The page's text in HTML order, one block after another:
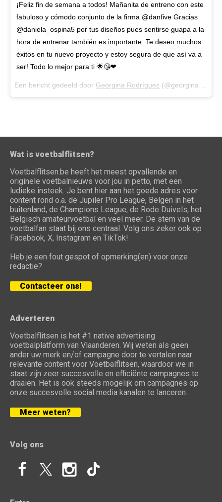
¡Feliz fin de semana a todos! Mañanita de entreno con este
fabuloso y cómodo conjunto de la firma @danfive Gracias
@daniela_ospina5 por tus diseños pues sentirse guapa a la
hora de entrenar también es importante. Te deseo muchos
éxitos en tu nuevo proyecto y estoy segura de que así va a
ser! Todo lo mejor para ti 🌟😘❤
Een bericht gedeeld door Georgina Rodríguez (@georginagio) op
Wat is voetbalflitsen?
Voetbalflitsen.be heeft het meest opvallende en
originele voetbalnieuws voor jou in petto, met een
ludieke insteek. Je bent hier aan het goede adres voor
content rond o.a. de Jupiler Pro League, Belgen in het
buitenland, de Champions League, de Rode Duivels, het
Belgisch amateurvoetbal en veel meer. De stem van de
voetbalfan staat bij ons centraal. Volg ons zeker ook op
Facebook, X, Instagram en TikTok!
Heb je een fout gespot of opmerking(en) voor onze
redactie?
Contacteer ons!
Adverteren
Voetbalflitsen is het #1 native advertising
voetbalplatform van Vlaanderen. Wij weten als geen
ander uw merk en/of campagne door te vertalen naar
relevante content voor Voetbalflitsen, waardoor we in
staat zijn zeer succesvolle en efficiënte campagnes te
draaien. Het is ook steeds mogelijk om campagnes op
onze succesvolle social media kanalen te lanceren.
Meer weten?
Volg ons